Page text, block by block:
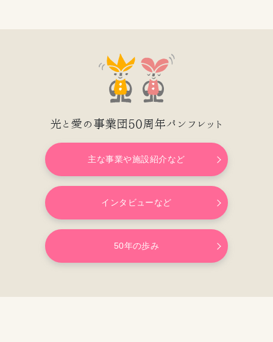
光と愛の事業団50周年パンフレット
主な事業や施設紹介など
インタビューなど
50年の歩み